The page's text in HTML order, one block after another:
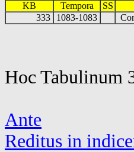
KB Tempora SS
333
1083-1083
Hoc Tabulinum
Ante
Reditus in